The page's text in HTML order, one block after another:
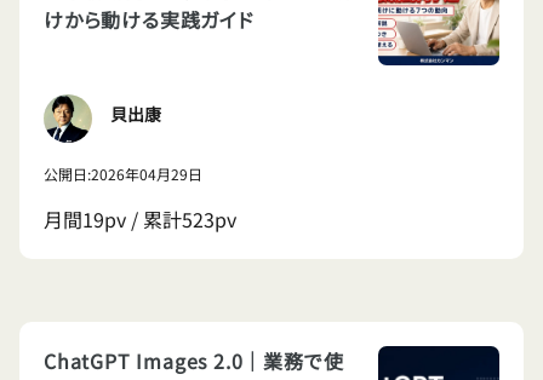
けから動ける実践ガイド
貝出康
公開日:2026年04月29日
月間19pv / 累計523pv
ChatGPT Images 2.0｜業務で使